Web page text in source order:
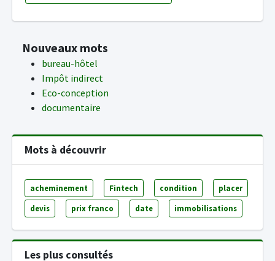
Nouveaux mots
bureau-hôtel
Impôt indirect
Eco-conception
documentaire
Mots à découvrir
acheminement Fintech condition placer
devis prix franco date immobilisations
Les plus consultés